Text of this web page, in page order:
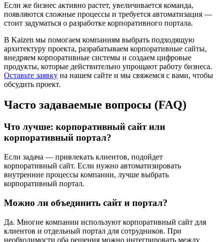
Если же бизнес активно растет, увеличивается команда,
появляются сложные процессы и требуется автоматизация —
стоит задуматься о разработке корпоративного портала.
В Kaizen мы помогаем компаниям выбрать подходящую
архитектуру проекта, разрабатываем корпоративные сайты,
внедряем корпоративные системы и создаем цифровые
продукты, которые действительно упрощают работу бизнеса.
Оставьте заявку на нашем сайте и мы свяжемся с вами, чтобы
обсудить проект.
Часто задаваемые вопросы (FAQ)
Что лучше: корпоративный сайт или
корпоративный портал?
Если задача — привлекать клиентов, подойдет
корпоративный сайт. Если нужно автоматизировать
внутренние процессы компании, лучше выбрать
корпоративный портал.
Можно ли объединить сайт и портал?
Да. Многие компании используют корпоративный сайт для
клиентов и отдельный портал для сотрудников. При
необходимости оба решения можно интегрировать между